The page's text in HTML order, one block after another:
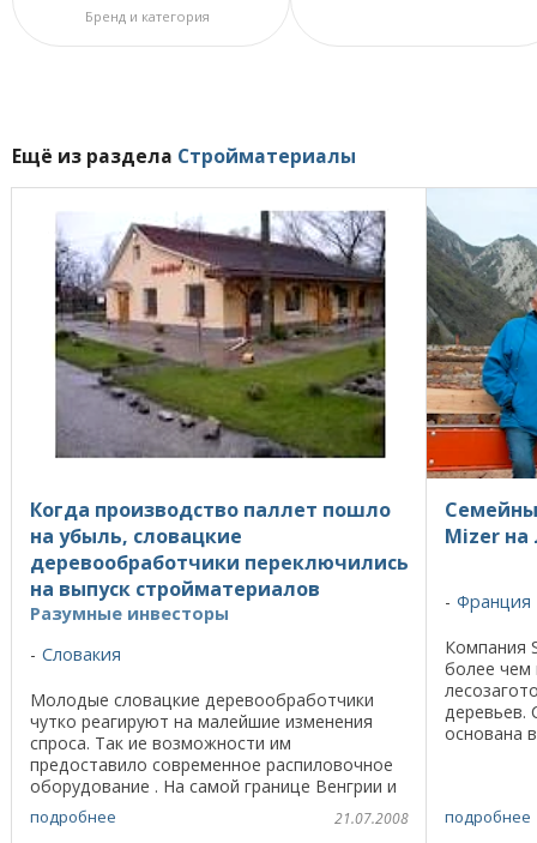
Бренд и категория
Ещё из раздела Стройматериалы
Когда производство паллет пошло
на убыль, словацкие
деревообработчики переключились
на выпуск стройматериалов
Разумные инвесторы
Словакия
Молодые словацкие деревообработчики
чутко реагируют на малейшие изменения
спроса. Так ие возможности им
предоставило современное распиловочное
оборудование . На самой границе Венгрии и
Словакии, где почти в каждой семье
перемешаны языки и обычаи, в ...
подробнее 21.07.2008
Mizer на
Франция
Компания
более чем
деревьев.
основана
подробнее